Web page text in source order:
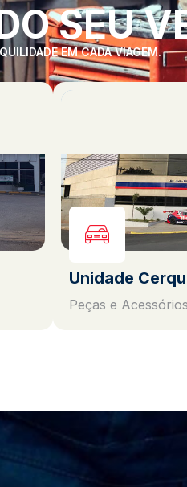
SEU
EM CADA VIAGEM.
Unidade
Peças e Acessórios